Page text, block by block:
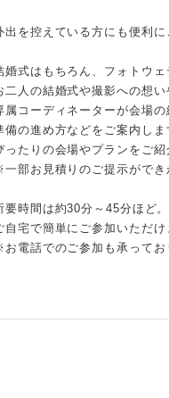
出を控えている方にも便利
婚式はもちろん、フォトウ
二人の結婚式や撮影への想い
属コーディネーターが会場の
備の進め方などをご案内しま
ったりの会場やプランをご紹
部お見積りのご提示ができ
要時間は約30分～45分ほど。
自宅で簡単にご参加いただ
電話でのご参加も承ってお